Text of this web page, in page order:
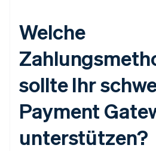
Welche
sollte Ihr
Payment
unterstützen?